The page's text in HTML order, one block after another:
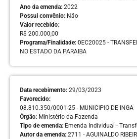
Ano da emenda: 2022
Possui convênio: Não
Valor recebido:
R$ 200.000,00
Programa/Finalidade: 0EC20025 -
NO ESTADO DA PARAIBA
Data recebimento: 29/03/2023
Favorecido:
08.810.350/0001-25 - MUNICIPIO DE INGA
Órgão: Ministério da Fazenda
Tipo de emenda: Emenda Individual -
Autor da emenda: 2711 - AGUINALDO